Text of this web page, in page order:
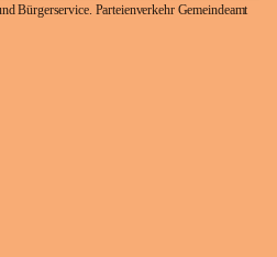
Bürgerservice. Parteienverkehr Gemeindeamt